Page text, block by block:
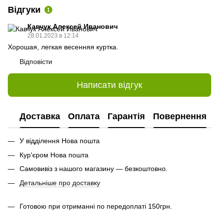
Відгуки 1
Кавчук Алексей Иванович
28.01.2023 в 12:14
Хорошая, легкая весенняя куртка.
Відповісти
Написати відгук
Доставка Оплата Гарантія Повернення
У відділення Нова пошта
Кур'єром Нова пошта
Самовивіз з нашого магазину — безкоштовно.
Детальніше про доставку
Готовою при отриманні по передоплаті 150грн.